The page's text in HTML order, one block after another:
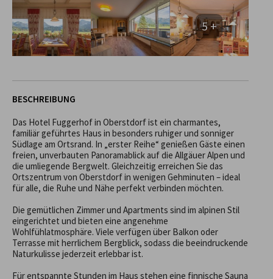
5 +
BESCHREIBUNG
Das Hotel Fuggerhof in Oberstdorf ist ein charmantes,
familiär geführtes Haus in besonders ruhiger und sonniger
Südlage am Ortsrand. In „erster Reihe“ genießen Gäste einen
freien, unverbauten Panoramablick auf die Allgäuer Alpen und
die umliegende Bergwelt. Gleichzeitig erreichen Sie das
Ortszentrum von Oberstdorf in wenigen Gehminuten – ideal
für alle, die Ruhe und Nähe perfekt verbinden möchten.
Die gemütlichen Zimmer und Apartments sind im alpinen Stil
eingerichtet und bieten eine angenehme
Wohlfühlatmosphäre. Viele verfügen über Balkon oder
Terrasse mit herrlichem Bergblick, sodass die beeindruckende
Naturkulisse jederzeit erlebbar ist.
Für entspannte Stunden im Haus stehen eine finnische Sauna